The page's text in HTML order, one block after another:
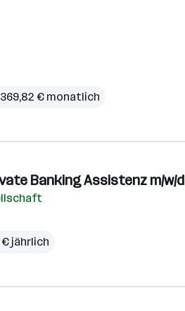
€ monatlich
Banking Assistenz m/w/d
jährlich